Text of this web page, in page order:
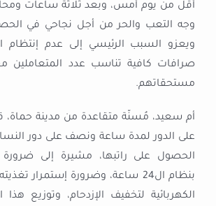
أقل من يوم أمس، وبعد ثلاثة ساعات
وجه التعب والحر من أجل نجاحي في
ويعزو السبب الرئيسي إلى عدم إنتظام
صرافات كافية تناسب عدد المتعاملين
مستحقاتهم.
أم سعيد، مُسنّة متقاعدة من مدينة حماة،
على الدور لمدة ساعة ونصف على دور
الحصول على راتبها، مشيرة إلى
بنظام ال24 ساعة، وضرورة إستمرار
الكهربائية لتخفيف الإزدحام، وتوزيع هذا